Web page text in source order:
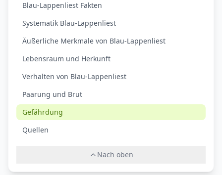
Blau-Lappenliest Fakten
Systematik Blau-Lappenliest
Äußerliche Merkmale von Blau-Lappenliest
Lebensraum und Herkunft
Verhalten von Blau-Lappenliest
Paarung und Brut
Gefährdung
Quellen
Nach oben